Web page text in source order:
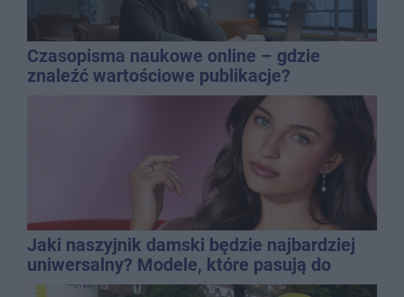
Czasopisma naukowe online – gdzie
znaleźć wartościowe publikacje?
Jaki naszyjnik damski będzie najbardziej
uniwersalny? Modele, które pasują do
wielu stylizacji